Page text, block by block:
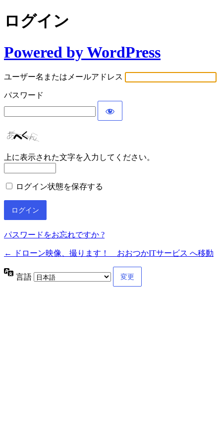
ログイン
Powered by WordPress
ユーザー名またはメールアドレス
パスワード
上に表示された文字を入力してください。
ログイン状態を保存する
パスワードをお忘れですか ?
← ドローン映像、撮ります！ おおつかITサービス へ移動
言語